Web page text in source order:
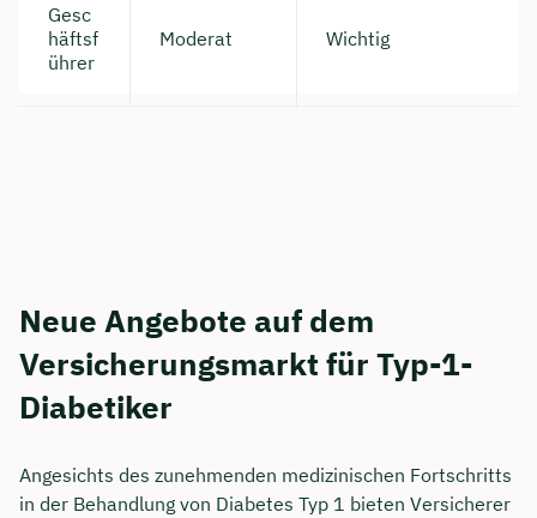
Gesc
häftsf
ührer
Moderat Wichtig
Neue Angebote auf dem
Versicherungsmarkt für Typ-1-
Diabetiker
Angesichts des zunehmenden medizinischen Fortschritts
in der Behandlung von Diabetes Typ 1 bieten Versicherer